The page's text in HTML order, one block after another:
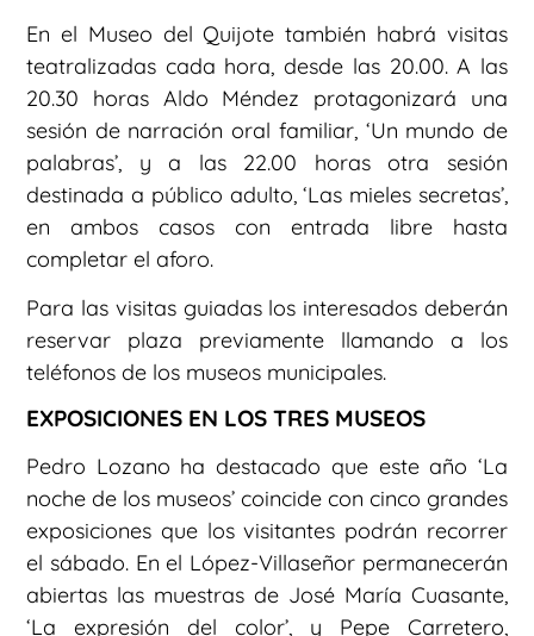
En el Museo del Quijote también habrá visitas
teatralizadas cada hora, desde las 20.00. A las
20.30 horas Aldo Méndez protagonizará una
sesión de narración oral familiar, ‘Un mundo de
palabras’, y a las 22.00 horas otra sesión
destinada a público adulto, ‘Las mieles secretas’,
en ambos casos con entrada libre hasta
completar el aforo.
Para las visitas guiadas los interesados deberán
reservar plaza previamente llamando a los
teléfonos de los museos municipales.
EXPOSICIONES EN LOS TRES MUSEOS
Pedro Lozano ha destacado que este año ‘La
noche de los museos’ coincide con cinco grandes
exposiciones que los visitantes podrán recorrer
el sábado. En el López-Villaseñor permanecerán
abiertas las muestras de José María Cuasante,
‘La expresión del color’, y Pepe Carretero,